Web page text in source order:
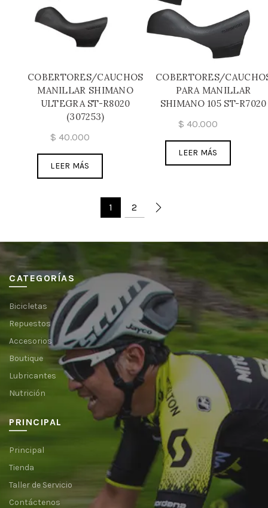
COBERTORES/CAUCHOS
MANILLAR SHIMANO
ULTEGRA ST-R8020
(307253)
$ 40.000
LEER MÁS
COBERTORES/
PARA MANILLAR
SHIMANO 105 ST-R7020
$ 40.000
LEER MÁS
1 2
CATEGORÍAS
Bicicletas
Repuestos
Accesorios
Boutique
Lubricantes
Nutrición
PRINCIPAL
Principal
Tienda
Taller de Servicio
Contáctenos